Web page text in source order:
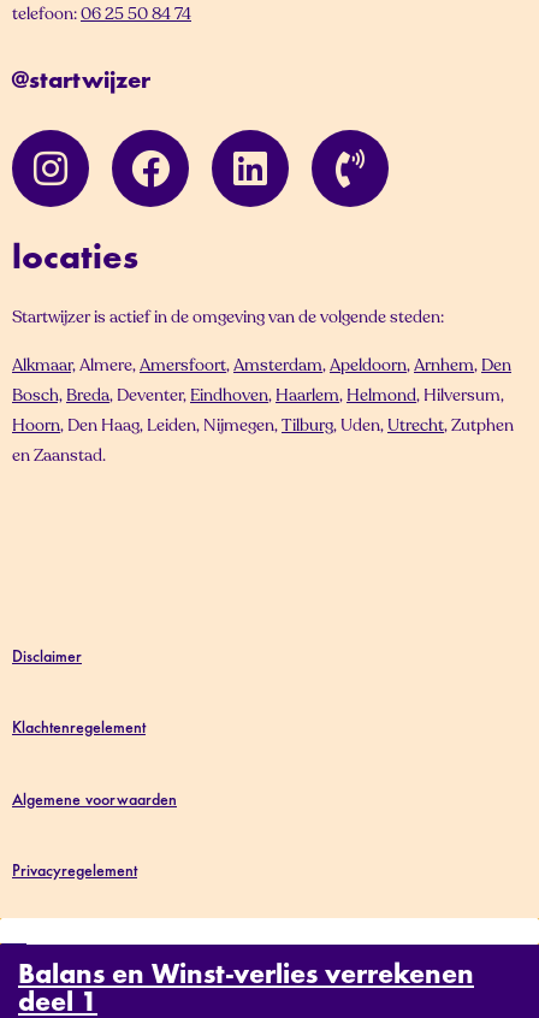
telefoon:06 25 50 84 74
@startwijzer
locaties
Startwijzer is actief in de omgeving van de volgende steden:
Alkmaar,Almere,Amersfoort,Amsterdam,Apeldoorn,Arnhem, Den
Bosch, Breda, Deventer, Eindhoven, Haarlem, Helmond, Hilversum,
Hoorn, Den Haag, Leiden, Nijmegen,Tilburg, Uden,Utrecht, Zutphen
en Zaanstad.
Disclaimer
Klachtenregelement
Algemene voorwaarden
Privacyregelement
Balans en Winst-verlies verrekenen
deel 1